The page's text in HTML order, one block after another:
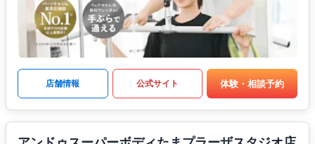
店舗情報 公式サイト 体験・相談予約